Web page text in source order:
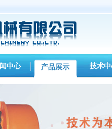
中心 产品展示 技术